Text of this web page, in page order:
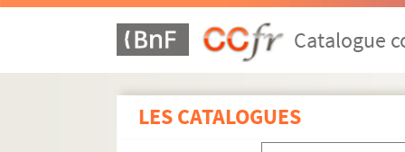
Catalogue
LES CATALOGUES